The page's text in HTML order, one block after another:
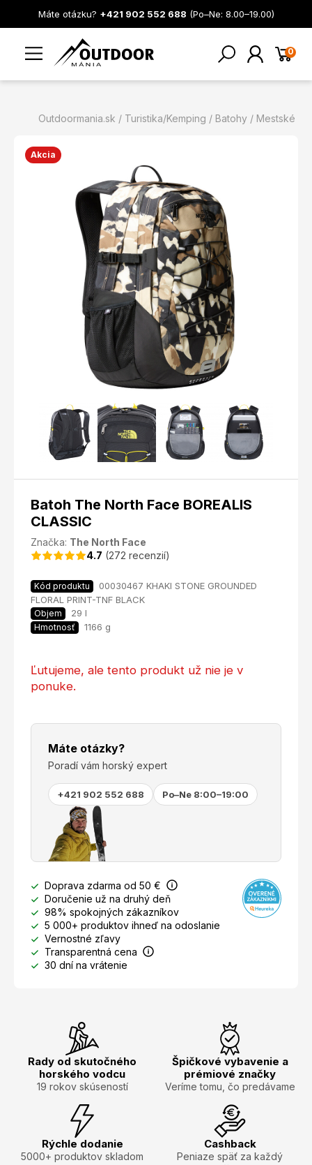
Máte otázku? +421 902 552 688 (Po–Ne: 8.00–19.00)
0
Outdoormania.sk Turistika/Kemping Batohy Mestské
Akcia
Batoh The North Face BOREALIS
CLASSIC
Značka: The North Face
4.7 (272 recenzií)
Kód produktu
00030467 KHAKI STONE GROUNDED
FLORAL PRINT-TNF BLACK
Objem 29 l
Hmotnosť 1166 g
Ľutujeme, ale tento produkt už nie je v
ponuke.
Máte otázky?
Poradí vám horský expert
+421 902 552 688 Po–Ne 8:00–19:00
Doprava zdarma od 50 €
Doručenie už na druhý deň
98% spokojných zákazníkov
5 000+ produktov ihneď na odoslanie
Vernostné zľavy
Transparentná cena
30 dní na vrátenie
Rady od skutočného
horského vodcu
19 rokov skúseností
Špičkové vybavenie a
prémiové značky
Veríme tomu, čo predávame
Rýchle dodanie
5000+ produktov skladom
Cashback
Peniaze späť za každý